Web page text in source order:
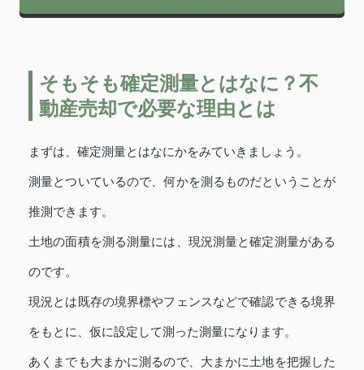
そもそも確定測量とはなに？不
動産売却で必要な理由とは
まずは、確定測量とはなにかをみていきましょう。
測量とついているので、何かを測るものだということが
推測できます。
土地の面積を測る測量には、現況測量と確定測量がある
のです。
現況とは既存の境界標やフェンスなどで確認できる境界
をもとに、仮に設定して測った測量になります。
あくまでも大まかに測るので、大まかに土地を把握した